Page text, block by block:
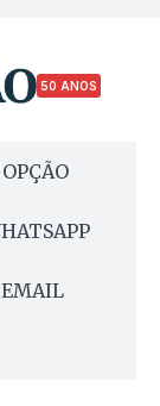
50 ANOS
EMAIL